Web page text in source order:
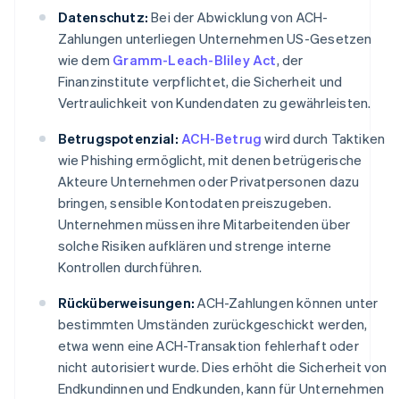
Datenschutz: Bei der Abwicklung von ACH-
Zahlungen unterliegen Unternehmen US-Gesetzen
wie dem Gramm-Leach-Bliley Act, der
Finanzinstitute verpflichtet, die Sicherheit und
Vertraulichkeit von Kundendaten zu gewährleisten.
Betrugspotenzial: ACH-Betrug wird durch Taktiken
wie Phishing ermöglicht, mit denen betrügerische
Akteure Unternehmen oder Privatpersonen dazu
bringen, sensible Kontodaten preiszugeben.
Unternehmen müssen ihre Mitarbeitenden über
solche Risiken aufklären und strenge interne
Kontrollen durchführen.
Rücküberweisungen: ACH-Zahlungen können unter
bestimmten Umständen zurückgeschickt werden,
etwa wenn eine ACH-Transaktion fehlerhaft oder
nicht autorisiert wurde. Dies erhöht die Sicherheit von
Endkundinnen und Endkunden, kann für Unternehmen